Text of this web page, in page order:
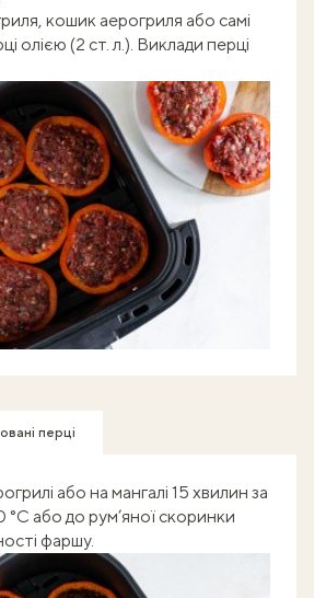
кошик аерогриля або самі
олією (2 ст. л.). Виклади перці
перці
або на мангалі 15 хвилин за
або до рум’яної скоринки
фаршу.